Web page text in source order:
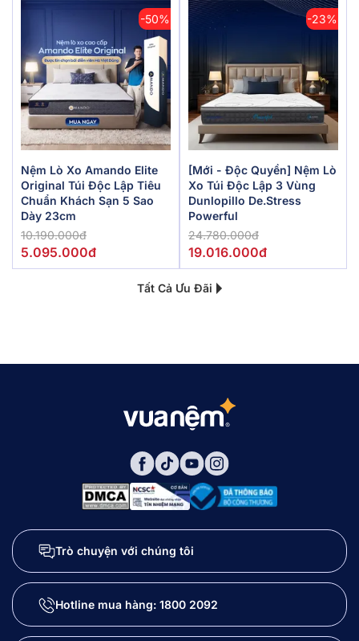
-50%
Nệm Lò Xo Amando Elite
Original Túi Độc Lập Tiêu
Chuẩn Khách Sạn 5 Sao
Dày 23cm
10.190.000đ
5.095.000đ
-23%
[Mới - Độc Quyền] Nệm Lò
Xo Túi Độc Lập 3 Vùng
Dunlopillo De.Stress
Powerful
24.780.000đ
19.016.000đ
Tất Cả Ưu Đãi
Trò chuyện với chúng tôi
Hotline mua hàng: 1800 2092